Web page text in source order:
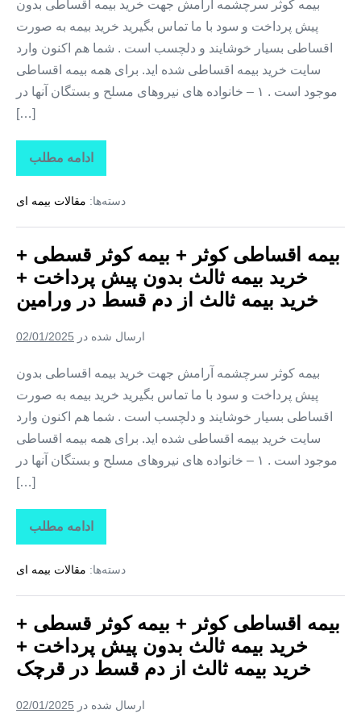
ثالث
از
دم
قسط
در
ری
بیمه کوثر سرچشمه آرامش جهت خرید بیمه اقساطی بدون
پیش پرداخت و سود با ما تماس بگیرید خرید بیمه به صورت
اقساطی بسیار خوشایند و دلچسب است . شما هم اکنون وارد
سایت خرید بیمه اقساطی شده اید. برای همه بیمه اقساطی
موجود است . ۱ – خانواده های نیروهای مسلح و بستگان آنها در
[…]
ادامه مطلب
بیمه
اقساطی
+
کوثر
+
خرید
بیمه
ثالث
بدون
پرداخت
+
بیمه
ثالث
از
دم
قسط
در
گلستان
دسته‌ها: مقالات بیمه ای
بیمه اقساطی کوثر + بیمه کوثر قسطی +
خرید بیمه ثالث بدون پیش پرداخت +
خرید بیمه ثالث از دم قسط در ورامین
ارسال شده در 02/01/2025
بیمه کوثر سرچشمه آرامش جهت خرید بیمه اقساطی بدون
پیش پرداخت و سود با ما تماس بگیرید خرید بیمه به صورت
اقساطی بسیار خوشایند و دلچسب است . شما هم اکنون وارد
سایت خرید بیمه اقساطی شده اید. برای همه بیمه اقساطی
موجود است . ۱ – خانواده های نیروهای مسلح و بستگان آنها در
[…]
ادامه مطلب
بیمه
اقساطی
+
کوثر
+
خرید
بیمه
ثالث
بدون
پرداخت
+
دسته‌ها: مقالات بیمه ای
بیمه اقساطی کوثر + بیمه کوثر قسطی +
خرید بیمه ثالث بدون پیش پرداخت +
خرید بیمه ثالث از دم قسط در قرچک
ارسال شده در 02/01/2025